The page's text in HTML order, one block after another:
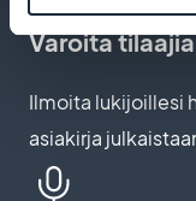
Varoita
Ilmoita lukijoillesi
asiakirja